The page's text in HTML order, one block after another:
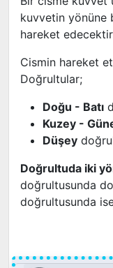
kuvvetin yönüne
hareket
Cismin hareket
Doğrultular;
Doğu - Batı
Kuzey -
Düşey
Doğrultuda iki
doğrultusunda
doğrultusunda